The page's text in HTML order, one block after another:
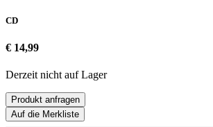
CD
€ 14,99
Derzeit nicht auf Lager
Produkt anfragen
Auf die Merkliste